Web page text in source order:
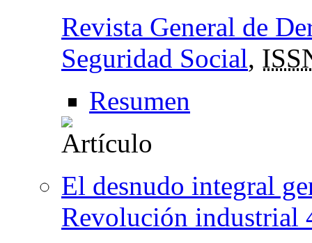
Revista General de
Seguridad Social,
Resumen
El desnudo integral
Revolución industrial